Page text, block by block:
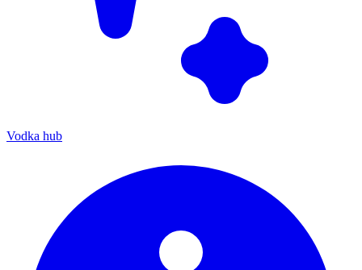
Vodka hub